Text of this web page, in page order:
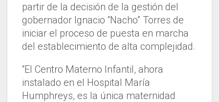
partir de la decisión de la gestión del
gobernador Ignacio “Nacho” Torres de
iniciar el proceso de puesta en marcha
del establecimiento de alta complejidad.
“El Centro Materno Infantil, ahora
instalado en el Hospital María
Humphreys, es la única maternidad